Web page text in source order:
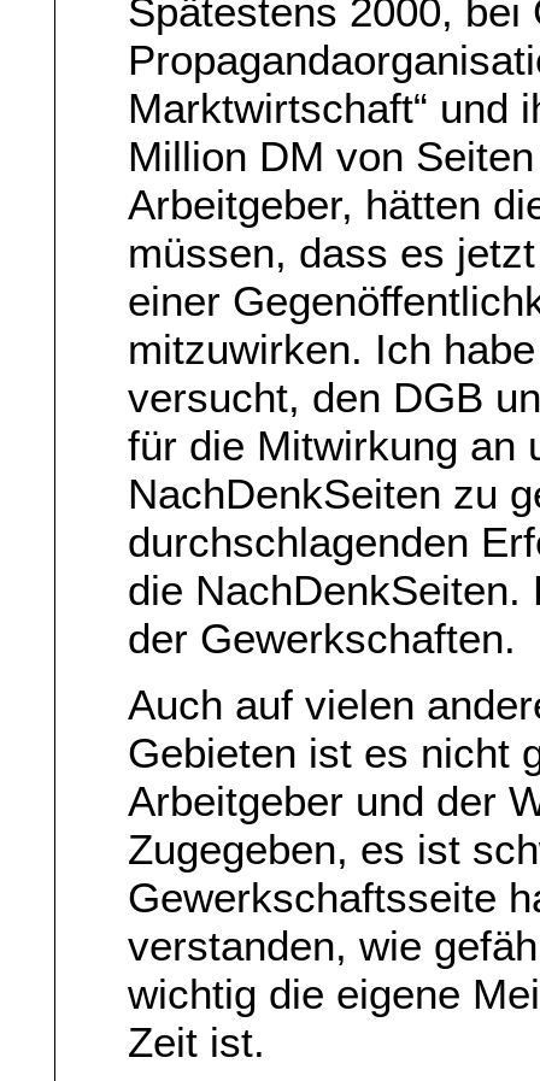
Spätestens 2000, bei
Marktwirtschaft“ und
Million DM von
Arbeitgeber, hätten
müssen, dass es
einer
mitzuwirken. Ich
versucht, den DGB
für die Mitwirkung an
NachDenkSeiten zu
durchschlagenden
die
der Gewerkschaften.
Auch auf vielen
Gebieten ist es nicht
Arbeitgeber und der
Zugegeben, es ist
Gewerkschaftsseite
verstanden, wie
wichtig die eigene
Zeit ist.